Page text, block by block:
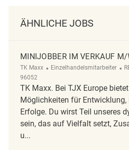
ÄHNLICHE JOBS
MINIJOBBER IM VERKAUF
TK Maxx Einzelhandelsmitarbeiter
96052
TK Maxx. Bei TJX Europe
Möglichkeiten für Entwicklung,
Erfolge. Du wirst Teil unseres
sein, das auf Vielfalt setzt,
u...